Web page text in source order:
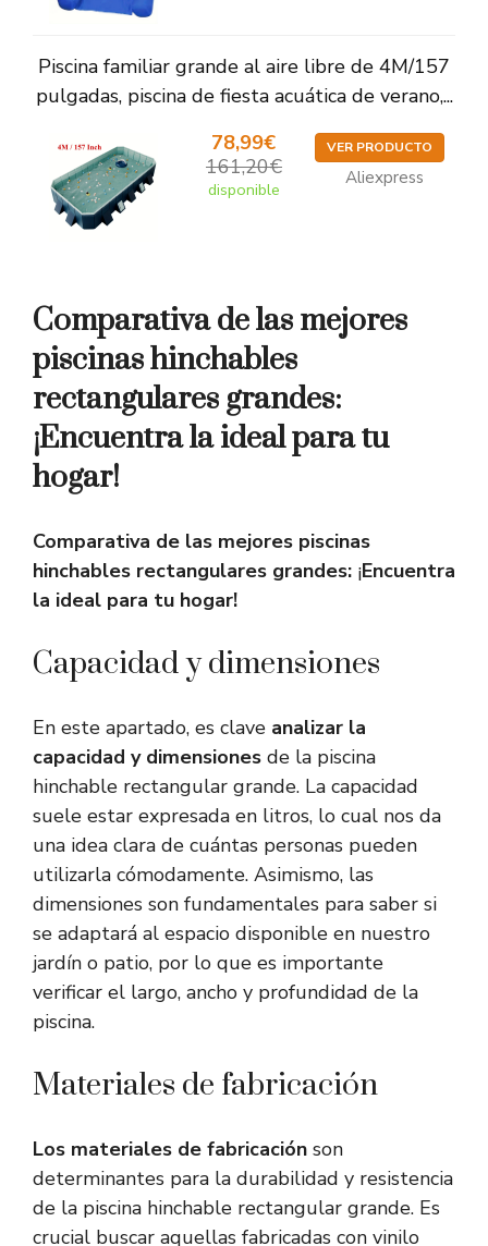
Piscina familiar grande al aire libre de 4M/157
pulgadas, piscina de fiesta acuática de verano,...
78,99€
161,20€
disponible
VER PRODUCTO
Aliexpress
Comparativa de las mejores
piscinas hinchables
rectangulares grandes:
¡Encuentra la ideal para tu
hogar!
Comparativa de las mejores piscinas
hinchables rectangulares grandes: ¡Encuentra
la ideal para tu hogar!
Capacidad y dimensiones
En este apartado, es clave analizar la
capacidad y dimensiones de la piscina
hinchable rectangular grande. La capacidad
suele estar expresada en litros, lo cual nos da
una idea clara de cuántas personas pueden
utilizarla cómodamente. Asimismo, las
dimensiones son fundamentales para saber si
se adaptará al espacio disponible en nuestro
jardín o patio, por lo que es importante
verificar el largo, ancho y profundidad de la
piscina.
Materiales de fabricación
Los materiales de fabricación son
determinantes para la durabilidad y resistencia
de la piscina hinchable rectangular grande. Es
crucial buscar aquellas fabricadas con vinilo